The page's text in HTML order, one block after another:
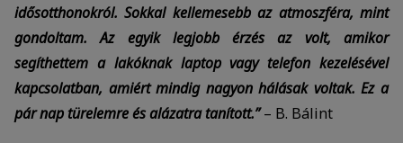
idősotthonokról. Sokkal kellemesebb az atmoszféra, mint
gondoltam. Az egyik legjobb érzés az volt, amikor
segíthettem a lakóknak laptop vagy telefon kezelésével
kapcsolatban, amiért mindig nagyon hálásak voltak. Ez a
pár nap türelemre és alázatra tanított.”– B. Bálint